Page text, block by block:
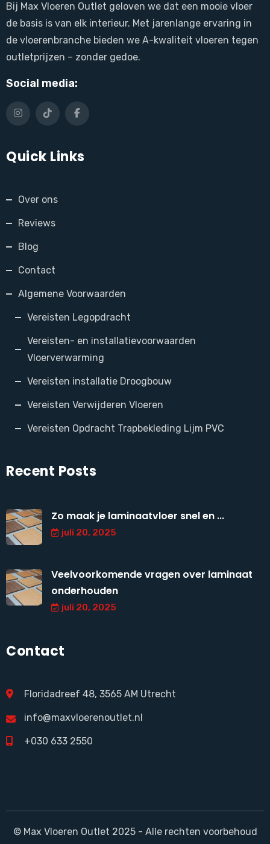
Bij Max Vloeren Outlet geloven we dat een mooie vloer
de basis is van elk interieur. Met jarenlange ervaring in
de vloerenbranche bieden we A-kwaliteit vloeren tegen
outletprijzen – zonder gedoe.
Social media:
Quick Links
Over ons
Reviews
Blog
Contact
Algemene Voorwaarden
Vereisten Legopdracht
Vereisten- en installatievoorwaarden
Vloerverwarming
Vereisten installatie Droogbouw
Vereisten Verwijderen Vloeren
Vereisten Opdracht Trapbekleding Lijm PVC
Recent Posts
Zo maak je laminaatvloer snel en ...
juli 20, 2025
Veelvoorkomende vragen over laminaat
onderhouden
juli 20, 2025
Contact
Floridadreef 48, 3565 AM Utrecht
info@maxvloerenoutlet.nl
+030 633 2550
© Max Vloeren Outlet 2025 - Alle rechten voorbehoud